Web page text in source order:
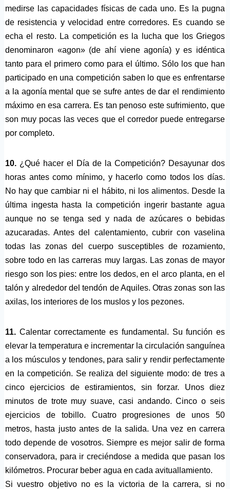
medirse las capacidades físicas de cada uno. Es la pugna
de resistencia y velocidad entre corredores. Es cuando se
echa el resto. La competición es la lucha que los Griegos
denominaron «agon» (de ahí viene agonía) y es idéntica
tanto para el primero como para el último. Sólo los que han
participado en una competición saben lo que es enfrentarse
a la agonía mental que se sufre antes de dar el rendimiento
máximo en esa carrera. Es tan penoso este sufrimiento, que
son muy pocas las veces que el corredor puede entregarse
por completo.
10. ¿Qué hacer el Día de la Competición? Desayunar dos
horas antes como mínimo, y hacerlo como todos los días.
No hay que cambiar ni el hábito, ni los alimentos. Desde la
última ingesta hasta la competición ingerir bastante agua
aunque no se tenga sed y nada de azúcares o bebidas
azucaradas. Antes del calentamiento, cubrir con vaselina
todas las zonas del cuerpo susceptibles de rozamiento,
sobre todo en las carreras muy largas. Las zonas de mayor
riesgo son los pies: entre los dedos, en el arco planta, en el
talón y alrededor del tendón de Aquiles. Otras zonas son las
axilas, los interiores de los muslos y los pezones.
11. Calentar correctamente es fundamental. Su función es
elevar la temperatura e incrementar la circulación sanguínea
a los músculos y tendones, para salir y rendir perfectamente
en la competición. Se realiza del siguiente modo: de tres a
cinco ejercicios de estiramientos, sin forzar. Unos diez
minutos de trote muy suave, casi andando. Cinco o seis
ejercicios de tobillo. Cuatro progresiones de unos 50
metros, hasta justo antes de la salida. Una vez en carrera
todo depende de vosotros. Siempre es mejor salir de forma
conservadora, para ir creciéndose a medida que pasan los
kilómetros. Procurar beber agua en cada avituallamiento.
Si vuestro objetivo no es la victoria de la carrera, si no